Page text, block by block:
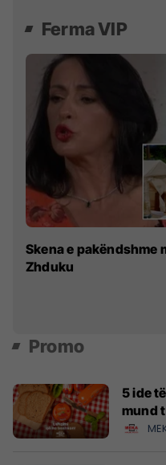
Ferma VIP
Skena e pakëndshme
Zhduku
Promo
5 ide
mund